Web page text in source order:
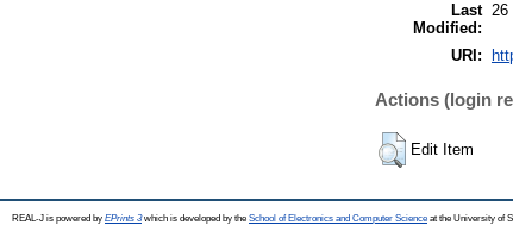
Last
Modified:
26
URI:
Actions (login
Edit Item
REAL-J is powered by EPrints 3which is developed by the School of Electronics and Computer Science at the University of